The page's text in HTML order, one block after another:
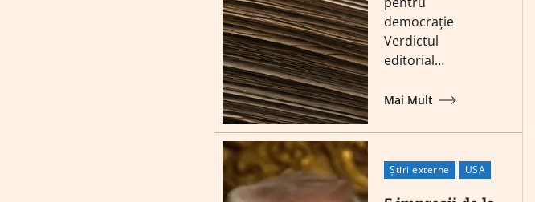
democrație
Verdictul
editorial…
Mai Mult
Știri externe USA